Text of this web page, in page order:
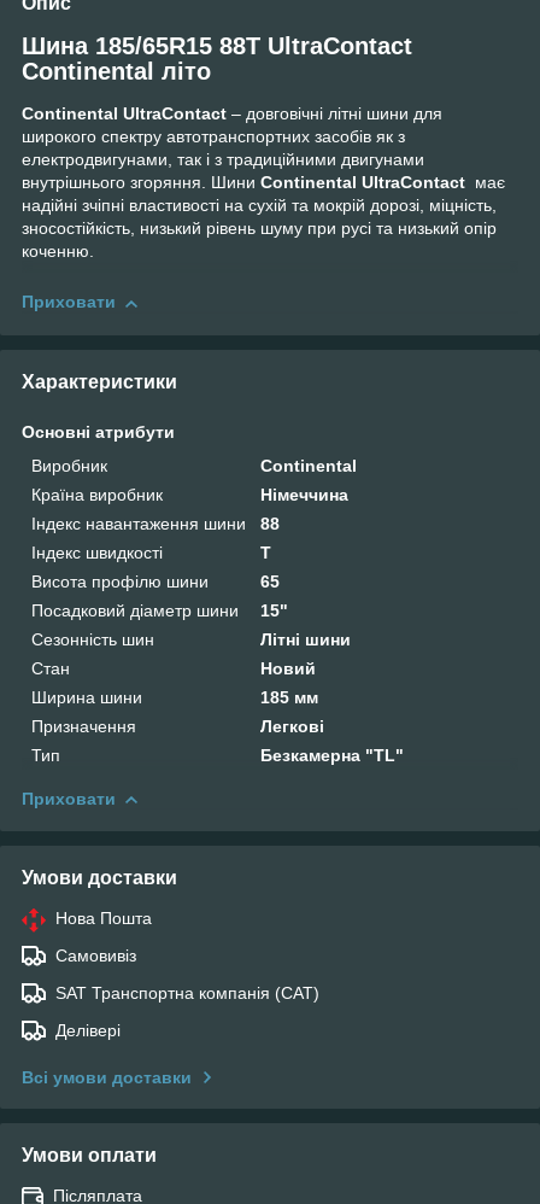
Шина 185/65R15 88T UltraContact
Continental літо
Continental UltraContact – довговічні літні шини для
широкого спектру автотранспортних засобів як з
електродвигунами, так і з традиційними двигунами
внутрішнього згоряння. Шини Continental UltraContact має
надійні зчіпні властивості на сухій та мокрій дорозі, міцність,
зносостійкість, низький рівень шуму при русі та низький опір
коченню.
Приховати
Характеристики
Основні атрибути
Виробник
Continental
Країна виробник
Німеччина
Індекс навантаження шини
88
Індекс швидкості
T
Висота профілю шини
65
Посадковий діаметр шини
15"
Сезонність шин
Літні шини
Стан
Новий
Ширина шини
185 мм
Призначення
Легкові
Тип
Безкамерна "TL"
Приховати
Умови доставки
Нова Пошта
Самовивіз
SAT Транспортна компанія (САТ)
Делівері
Всі умови доставки
Умови оплати
Післяплата